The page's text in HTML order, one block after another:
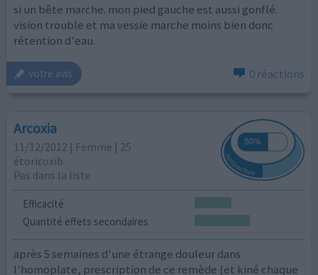
si un bête marche. mon pied gauche est aussi gonflé.
vision trouble et ma vessie marche moins bien donc
rétention d'eau.
votre avis 0 réactions
Arcoxia
11/12/2012 | Femme | 25
étoricoxib
Pas dans la liste
Efficacité
Quantité effets secondaires
après 5 semaines d'une étrange douleur dans
l'homoplate, prescription de ce remède (et kiné chaque